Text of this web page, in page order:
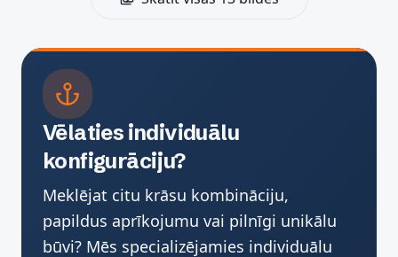
Vēlaties individuālu
konfigurāciju?
Meklējat citu krāsu kombināciju,
papildus aprīkojumu vai pilnīgi unikālu
būvi? Mēs specializējamies individuālu